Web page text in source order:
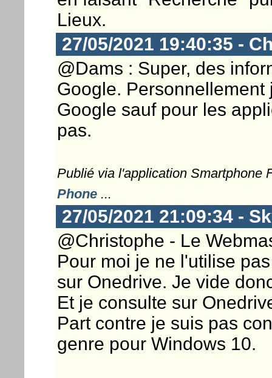
Lieux.
27/05/2021 19:40:35 -
@Dams : Super, des
Google.
Google sauf pour les
pas.
Publié via l'application Smartphone
Phone...
27/05/2021 21:09:34 -
@Christophe - Le
Pour moi je ne l'utilise
sur Onedrive. Je vide
Et je consulte sur
Part contre je suis pas
genre pour Windows 10.